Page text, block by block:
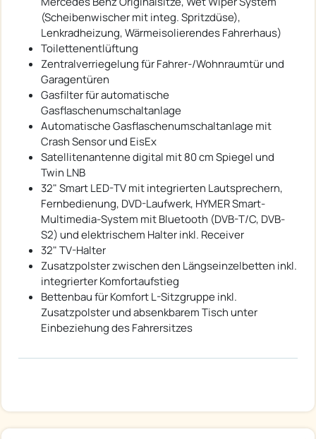
(Scheibenwischer mit integ. Spritzdüse),
Lenkradheizung, Wärmeisolierendes Fahrerhaus)
Toilettenentlüftung
Zentralverriegelung für Fahrer-/Wohnraumtür und
Garagentüren
Gasfilter für automatische
Gasflaschenumschaltanlage
Automatische Gasflaschenumschaltanlage mit
Crash Sensor und EisEx
Satellitenantenne digital mit 80 cm Spiegel und
Twin LNB
32" Smart LED-TV mit integrierten Lautsprechern,
Fernbedienung, DVD-Laufwerk, HYMER Smart-
Multimedia-System mit Bluetooth (DVB-T/C, DVB-
S2) und elektrischem Halter inkl. Receiver
32" TV-Halter
Zusatzpolster zwischen den Längseinzelbetten inkl.
integrierter Komfortaufstieg
Bettenbau für Komfort L-Sitzgruppe inkl.
Zusatzpolster und absenkbarem Tisch unter
Einbeziehung des Fahrersitzes